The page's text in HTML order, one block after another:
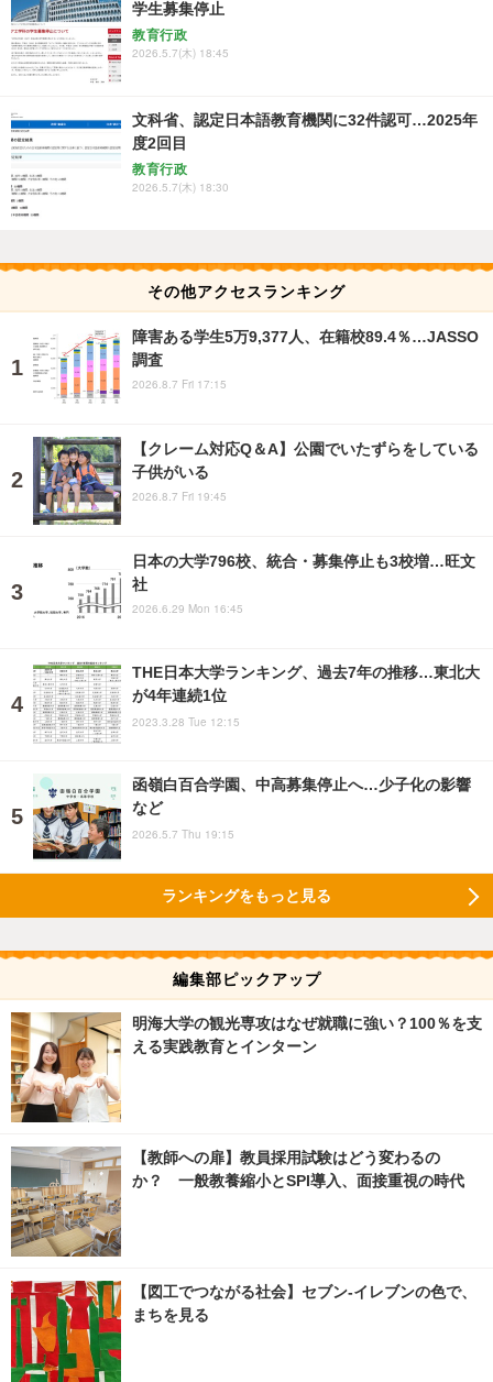
学生募集停止
教育行政
2026.5.7(木) 18:45
文科省、認定日本語教育機関に32件認可…2025年
度2回目
教育行政
2026.5.7(木) 18:30
その他アクセスランキング
障害ある学生5万9,377人、在籍校89.4％…JASSO
調査
2026.8.7 Fri 17:15
【クレーム対応Q＆A】公園でいたずらをしている
子供がいる
2026.8.7 Fri 19:45
日本の大学796校、統合・募集停止も3校増…旺文
社
2026.6.29 Mon 16:45
THE日本大学ランキング、過去7年の推移…東北大
が4年連続1位
2023.3.28 Tue 12:15
函嶺白百合学園、中高募集停止へ…少子化の影響
など
2026.5.7 Thu 19:15
ランキングをもっと見る
編集部ピックアップ
明海大学の観光専攻はなぜ就職に強い？100％を支
える実践教育とインターン
【教師への扉】教員採用試験はどう変わるの
か？ 一般教養縮小とSPI導入、面接重視の時代
【図工でつながる社会】セブン‐イレブンの色で、
まちを見る